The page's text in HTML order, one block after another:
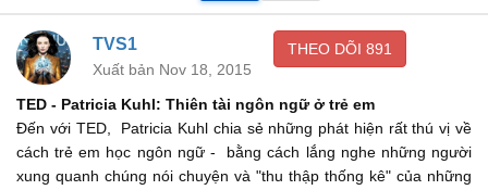
giải thích cho chúng rằng những gì đang diễn ra trong đầu cô ấy
is nothing short of rocket science.
And what we're learning
Và những gì chúng ta đang hiểu được
00:36
TVS1
Xuất bản Nov 18, 2015
THEO DÕI 891
TED - Patricia Kuhl: Thiên tài ngôn ngữ ở trẻ em
Đến với TED, Patricia Kuhl chia sẻ những phát hiện rất thú vị về
cách trẻ em học ngôn ngữ - bằng cách lắng nghe những người
xung quanh chúng nói chuyện và "thu thập thống kê" của những